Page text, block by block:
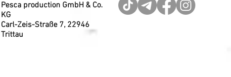
Pesca production GmbH & Co.
KG
Carl-Zeis-Straße 7, 22946
Trittau